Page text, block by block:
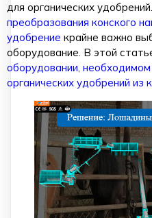
для органических
преобразования конского
удобрение крайне важно
оборудование. В этой
оборудовании,
органических удобрений из